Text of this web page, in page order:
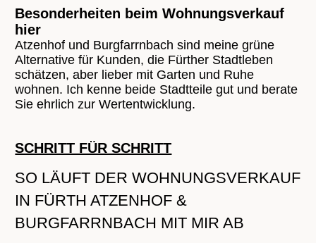
Besonderheiten beim Wohnungsverkauf
hier
Atzenhof und Burgfarrnbach sind meine grüne
Alternative für Kunden, die Fürther Stadtleben
schätzen, aber lieber mit Garten und Ruhe
wohnen. Ich kenne beide Stadtteile gut und berate
Sie ehrlich zur Wertentwicklung.
SCHRITT FÜR SCHRITT
SO LÄUFT DER WOHNUNGSVERKAUF
IN FÜRTH ATZENHOF &
BURGFARRNBACH MIT MIR AB